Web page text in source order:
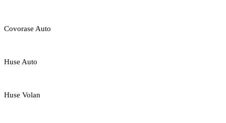
Covorase Auto
Huse Auto
Huse Volan